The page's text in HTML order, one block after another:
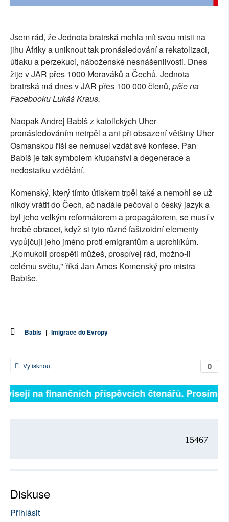
RUBRIKY
PLNÁ VERZE STRÁNEK
Jsem rád, že Jednota bratrská mohla mít svou misii na
jihu Afriky a uniknout tak pronásledování a rekatolizaci,
útlaku a perzekuci, náboženské nesnášenlivosti. Dnes
žije v JAR přes 1000 Moraváků a Čechů. Jednota
bratrská má dnes v JAR přes 100 000 členů, píše na
Facebooku Lukáš Kraus.
Naopak Andrej Babiš z katolických Uher
pronásledováním netrpěl a ani při obsazení většiny Uher
Osmanskou říší se nemusel vzdát své konfese. Pan
Babiš je tak symbolem křupanství a degenerace a
nedostatku vzdělání.
Komenský, který tímto útiskem trpěl také a nemohl se už
nikdy vrátit do Čech, ač nadále pečoval o český jazyk a
byl jeho velkým reformátorem a propagátorem, se musí v
hrobě obracet, když si tyto různé fašizoidní elementy
vypůjčují jeho jméno proti emigrantům a uprchlíkům.
„Komukoli prospěti můžeš, prospívej rád, možno-li
celému světu," říká Jan Amos Komenský pro mistra
Babiše.
Babiš | Imigrace do Evropy
0
Vytisknout
na finančních příspěvcích čtenářů. Prosíme,
15467
Diskuse
Přihlásit